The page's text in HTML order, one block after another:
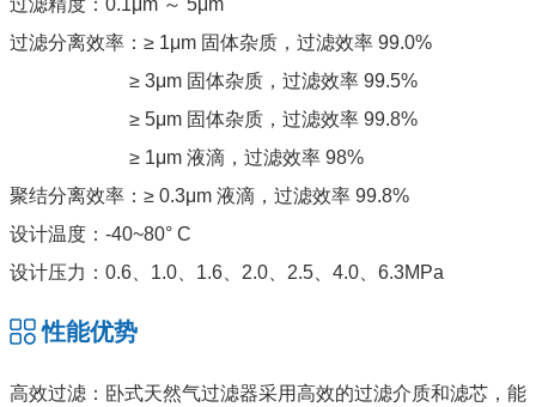
过滤精度：0.1μm ～ 5μm
过滤分离效率：≥ 1μm 固体杂质，过滤效率 99.0%
≥ 3μm 固体杂质，过滤效率 99.5%
≥ 5μm 固体杂质，过滤效率 99.8%
≥ 1μm 液滴，过滤效率 98%
聚结分离效率：≥ 0.3μm 液滴，过滤效率 99.8%
设计温度：-40~80° C
设计压力：0.6、1.0、1.6、2.0、2.5、4.0、6.3MPa
性能优势
高效过滤：卧式天然气过滤器采用高效的过滤介质和滤芯，能